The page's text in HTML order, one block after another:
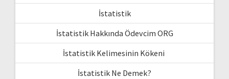
İstatistik
İstatistik Hakkında Ödevcim ORG
İstatistik Kelimesinin Kökeni
İstatistik Ne Demek?